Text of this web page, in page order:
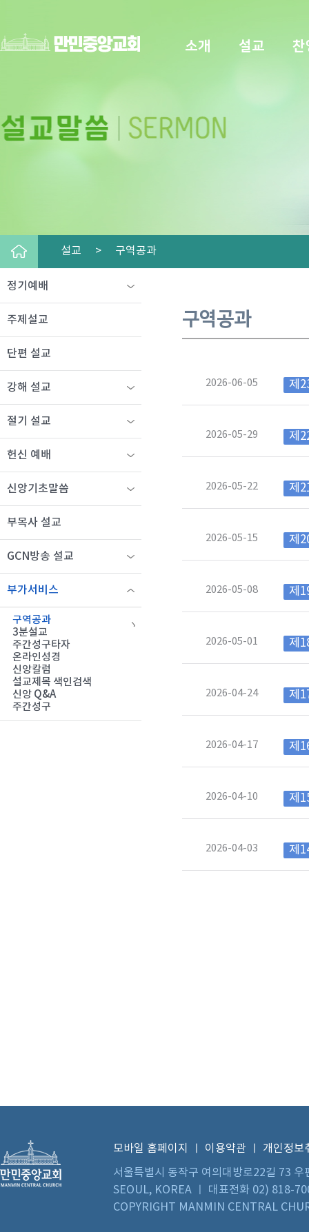
소개 설교 찬
설교 > 구역공과
구역공과
2026-06-05 제
2026-05-29 제
2026-05-22 제
2026-05-15 제
2026-05-08 제
2026-05-01 제
2026-04-24 제
2026-04-17 제
2026-04-10 제
2026-04-03 제
정기예배
주제설교
단편 설교
강해 설교
절기 설교
헌신 예배
신앙기초말씀
부목사 설교
GCN방송 설교
부가서비스
구역공과
3분설교
주간성구타자
온라인성경
신앙칼럼
설교제목 색인검색
신앙 Q&A
주간성구
모바일 홈페이지 이용약관
개인정보
서울특별시 동작구 여의대방로22길 73
SEOUL, KOREA ㅣ 대표전화 02) 818-
COPYRIGHT MANMIN CENTRAL